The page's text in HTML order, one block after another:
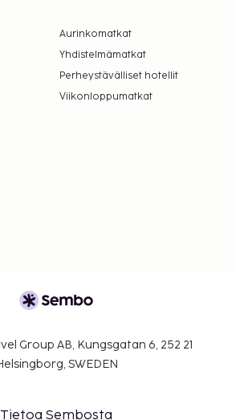
Aurinkomatkat
Yhdistelmämatkat
Perheystävälliset hotellit
Viikonloppumatkat
Group AB, Kungsgatan 6, 252 21
SWEDEN
Tietoa Sembosta